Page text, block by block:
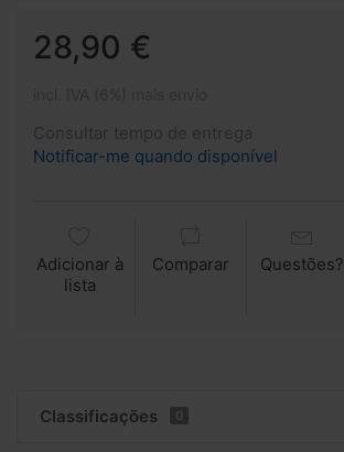
28,90 €
Consultar tempo de entrega
Notificar-me quando disponível
Adicionar à
lista
Comparar Questões?
Classificações 0